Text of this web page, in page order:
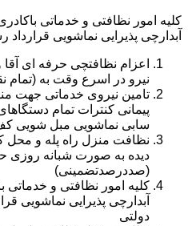
کلیه امور نظافتی و خدماتی
آبدارچی پذیرایی نماشویی
اعزام نظافتچی حرفه ای آقا
نیرو در اسرع وقت به (تمام
تامین نیروی خدماتی جهت
پیمانی کنترات تمام
سابی نماشویی مبل شویی
نظافت منزل راه پله و
دیده به صورت شبانه روزی
(صددرصدتضمینی)
کلیه امور نظافتی و خدماتی
آبدارچی پذیرایی نماشویی
دولتی